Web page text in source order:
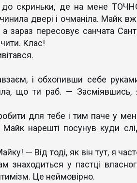
до скриньки, де на мене
двері і очманіла. Майк
а зараз пересовує санчата
Клас!
і обхопивши себе
що ти раб. — Засміявшись,
для тебе і тим паче у
нарешті посунув куди
— Від тоді, як він тут, я
знаходиться у пастці
Це неймовірно.